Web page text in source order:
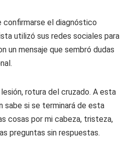
confirmarse el diagnóstico
utilizó sus redes sociales para
un mensaje que sembró dudas
rotura del cruzado. A esta
sabe si se terminará de esta
cosas por mi cabeza, tristeza,
preguntas sin respuestas.